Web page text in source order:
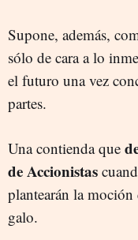
Supone, además,
sólo de cara a lo
el futuro una vez
partes.
Una contienda que
de Accionistas
plantearán la moción
galo.